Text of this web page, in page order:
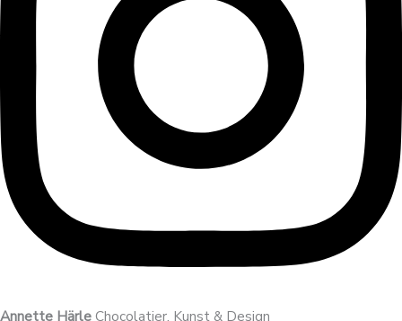
Annette HärleChocolatier, Kunst & Design